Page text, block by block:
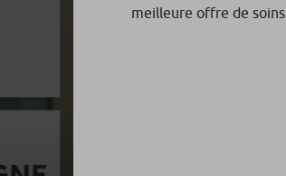
meilleure offre de soins.